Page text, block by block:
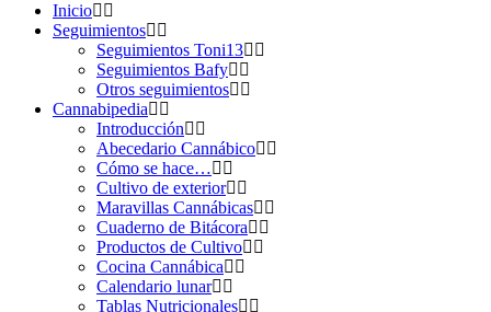
Inicio
Seguimientos
Seguimientos Toni13
Seguimientos Bafy
Otros seguimientos
Cannabipedia
Introducción
Abecedario Cannábico
Cómo se hace…
Cultivo de exterior
Maravillas Cannábicas
Cuaderno de Bitácora
Productos de Cultivo
Cocina Cannábica
Calendario lunar
Tablas Nutricionales